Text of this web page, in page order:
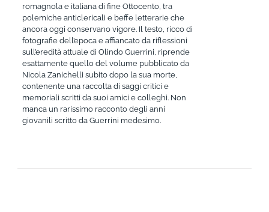
romagnola e italiana di fine Ottocento, tra
polemiche anticlericali e beffe letterarie che
ancora oggi conservano vigore. Il testo, ricco di
fotografie dell’epoca e affiancato da riflessioni
sull’eredità attuale di Olindo Guerrini, riprende
esattamente quello del volume pubblicato da
Nicola Zanichelli subito dopo la sua morte,
contenente una raccolta di saggi critici e
memoriali scritti da suoi amici e colleghi. Non
manca un rarissimo racconto degli anni
giovanili scritto da Guerrini medesimo.